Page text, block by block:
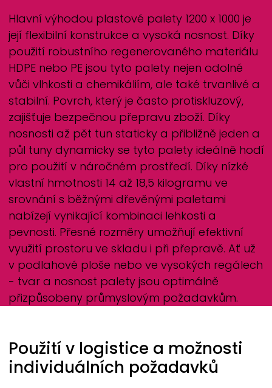
Hlavní výhodou plastové palety 1200 x 1000 je
její flexibilní konstrukce a vysoká nosnost. Díky
použití robustního regenerovaného materiálu
HDPE nebo PE jsou tyto palety nejen odolné
vůči vlhkosti a chemikáliím, ale také trvanlivé a
stabilní. Povrch, který je často protiskluzový,
zajišťuje bezpečnou přepravu zboží. Díky
nosnosti až pět tun staticky a přibližně jeden a
půl tuny dynamicky se tyto palety ideálně hodí
pro použití v náročném prostředí. Díky nízké
vlastní hmotnosti 14 až 18,5 kilogramu ve
srovnání s běžnými dřevěnými paletami
nabízejí vynikající kombinaci lehkosti a
pevnosti. Přesné rozměry umožňují efektivní
využití prostoru ve skladu i při přepravě. Ať už
v podlahové ploše nebo ve vysokých regálech
- tvar a nosnost palety jsou optimálně
přizpůsobeny průmyslovým požadavkům.
Použití v logistice a možnosti
individuálních požadavků